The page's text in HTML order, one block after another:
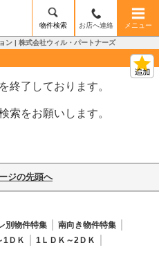
物件検索 お店へ連絡 メニュー
ン | 株式会社ウィル・パートナーズ
終了しております。
索をお願いします。
ジの先頭へ
別物件特集
南向き物件特集
1ＤＫ
1ＬＤＫ～2ＤＫ